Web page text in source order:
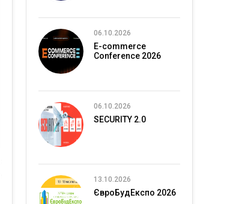
06.10.2026
E-commerce
Conference 2026
06.10.2026
SECURITY 2.0
13.10.2026
ЄвроБудЕкспо 2026